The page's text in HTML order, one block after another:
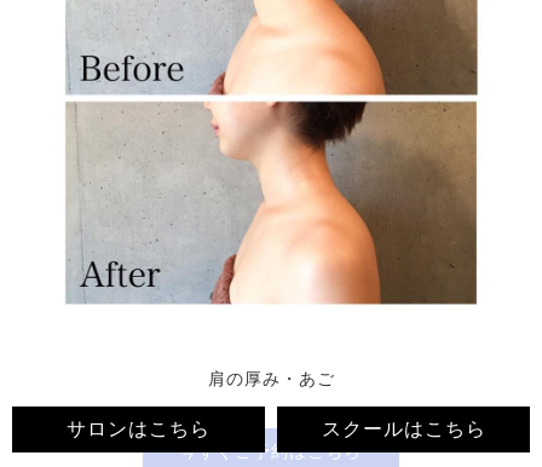
スクールはこちら
サロンはこちら
肩の厚み・あご
今すぐご予約はこちら